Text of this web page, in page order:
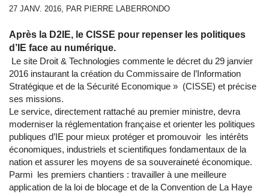
27 JANV. 2016, PAR PIERRE LABERRONDO
Après la D2IE, le CISSE pour repenser les politiques
d’IE face au numérique.
Le site Droit & Technologies commente le décret du 29 janvier
2016 instaurant la création du Commissaire de l’Information
Stratégique et de la Sécurité Economique » (CISSE) et précise
ses missions.
Le service, directement rattaché au premier ministre, devra
moderniser la réglementation française et orienter les politiques
publiques d’IE pour mieux protéger et promouvoir les intérêts
économiques, industriels et scientifiques fondamentaux de la
nation et assurer les moyens de sa souveraineté économique.
Parmi les premiers chantiers : travailler à une meilleure
application de la loi de blocage et de la Convention de La Haye